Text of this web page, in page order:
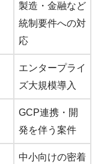
製造・金融など
統制要件への対
応
エンタープライ
ズ大規模導入
GCP連携・開
発を伴う案件
中小向けの密着